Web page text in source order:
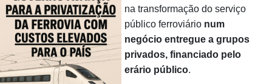
na transformação do serviço
público ferroviário num
negócio entregue a grupos
privados, financiado pelo
erário público.